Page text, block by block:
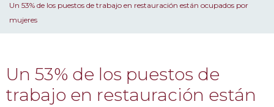
Un 53% de los puestos de trabajo en restauración están ocupados por
mujeres
Un 53% de los puestos de
trabajo en restauración están